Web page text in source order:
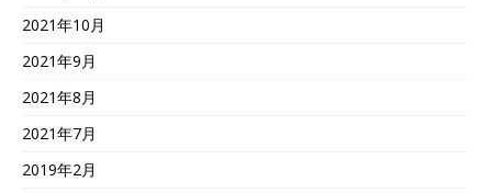
2021年10月
2021年9月
2021年8月
2021年7月
2019年2月